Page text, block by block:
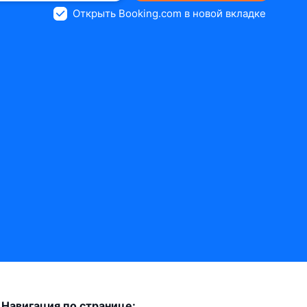
Открыть Booking.com в новой вкладке